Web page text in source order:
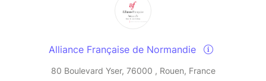
Alliance Française de Normandie
80 Boulevard Yser, 76000 , Rouen, France